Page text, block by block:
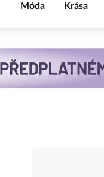
Móda Krása